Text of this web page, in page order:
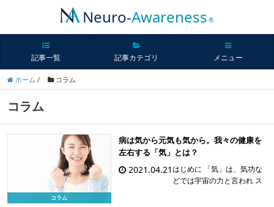
Neuro-Awareness ®
記事一覧 記事カテゴリ メニュー
ホーム / コラム
コラム
コラム
病は気から元気も気から。我々の健康を
左右する「気」とは？
2021.04.21はじめに 「気」は、気功な
どでは宇宙の力と言われ ス